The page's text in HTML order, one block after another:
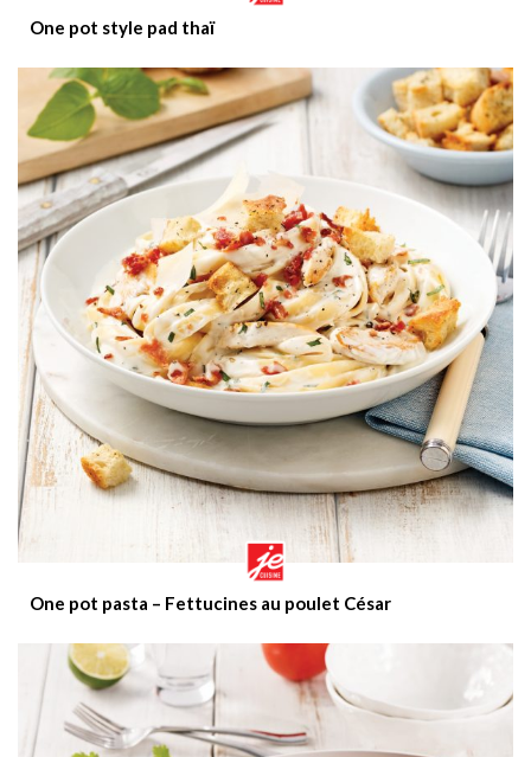
One pot style pad thaï
One pot pasta – Fettucines au poulet César